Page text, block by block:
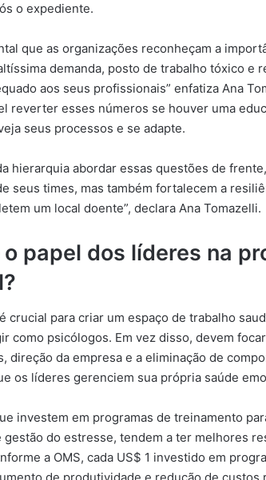
o expediente.
que as organizações reconheçam a
demanda, posto de trabalho tóxico e
aos seus profissionais” enfatiza Ana
reverter esses números se houver uma
seus processos e se adapte.
hierarquia abordar essas questões de
seus times, mas também fortalecem a
um local doente”, declara Ana Tomazelli.
o papel dos líderes na
crucial para criar um espaço de trabalho
como psicólogos. Em vez disso, devem
direção da empresa e a eliminação de
os líderes gerenciem sua própria saúde
investem em programas de treinamento
gestão do estresse, tendem a ter melhores
a OMS, cada US$ 1 investido em